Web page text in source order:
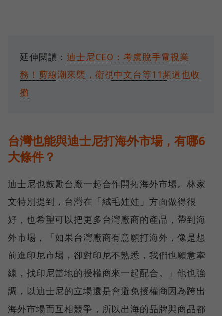
延伸閱讀： 迪士尼CEO：考慮脫手電視業
務！剪線潮來襲，衛視中文台等11頻道也收
攤
台灣也能與迪士尼打海外市場，有哪6
大條件？
迪士尼也鼓勵台廠一起合作開拓海外市場。林家
文特別提到，台灣在「絨毛娃娃」方面做得很
好，也希望可以把更多台灣廠商的產品，帶到海
外市場，「如果台灣廠商有意願打海外，像是想
前進印尼市場，卻對印尼不熟悉，我們也願意牽
線，找印尼當地的授權商來一起配合。」他也強
調，以迪士尼的立場還是會避免授權商因為跨出
海外市場而互相競爭，所以出海的品牌與商品都